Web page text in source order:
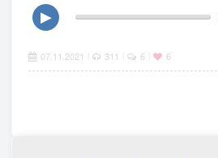
▶
07.11.2021 311 6 6